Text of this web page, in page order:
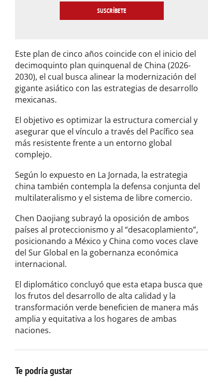
Este plan de cinco años coincide con el inicio del
decimoquinto plan quinquenal de China (2026-
2030), el cual busca alinear la modernización del
gigante asiático con las estrategias de desarrollo
mexicanas.
El objetivo es optimizar la estructura comercial y
asegurar que el vínculo a través del Pacífico sea
más resistente frente a un entorno global
complejo.
Según lo expuesto en La Jornada, la estrategia
china también contempla la defensa conjunta del
multilateralismo y el sistema de libre comercio.
Chen Daojiang subrayó la oposición de ambos
países al proteccionismo y al “desacoplamiento”,
posicionando a México y China como voces clave
del Sur Global en la gobernanza económica
internacional.
El diplomático concluyó que esta etapa busca que
los frutos del desarrollo de alta calidad y la
transformación verde beneficien de manera más
amplia y equitativa a los hogares de ambas
naciones.
Te podría gustar